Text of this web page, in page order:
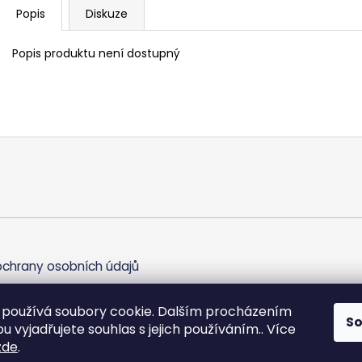
soubory cookie. Dalším procházením
vyjadřujete souhlas s jejich používáním.. Více
.
Popis Diskuze
Popis produktu není dostupný
osobních údajů